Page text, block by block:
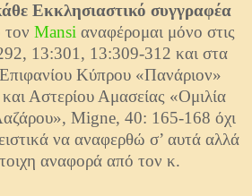
Εκκλησιαστικό συγγραφέα
τον Mansi αναφέρομαι μόνο στις
13:301, 13:309-312 και στα
Κύπρου «Πανάριον»
Αστερίου Αμασείας «Ομιλία
Migne, 40: 165-168 όχι
να αναφερθώ σ’ αυτά αλλά
αναφορά από τον κ.